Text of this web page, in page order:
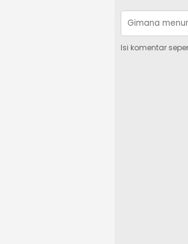
Isi komentar